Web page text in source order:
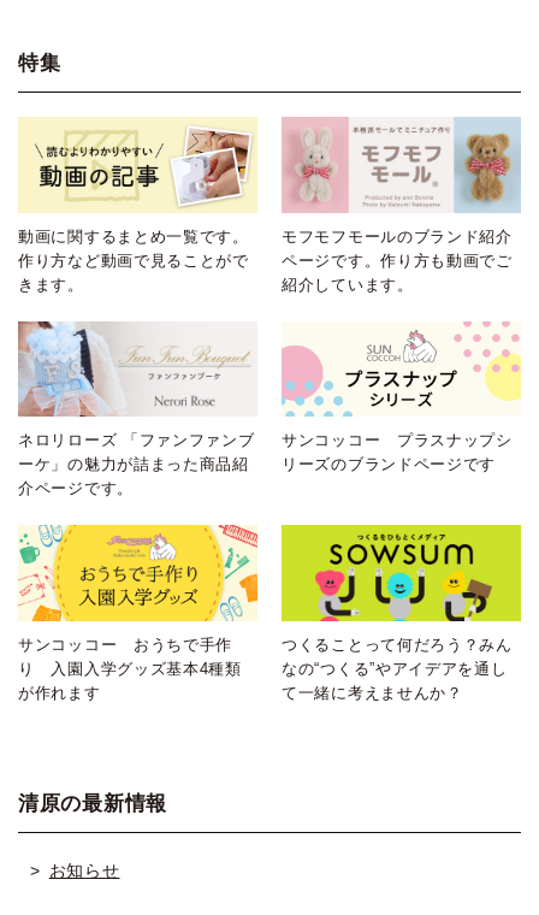
特集
動画に関するまとめ一覧です。
作り方など動画で見ることがで
きます。
モフモフモールのブランド紹介
ページです。作り方も動画でご
紹介しています。
ネロリローズ 「ファンファンブ
ーケ」の魅力が詰まった商品紹
介ページです。
サンコッコー プラスナップシ
リーズのブランドページです
サンコッコー おうちで手作
り 入園入学グッズ基本4種類
が作れます
つくることって何だろう？みん
なの“つくる”やアイデアを通し
て一緒に考えませんか？
清原の最新情報
お知らせ